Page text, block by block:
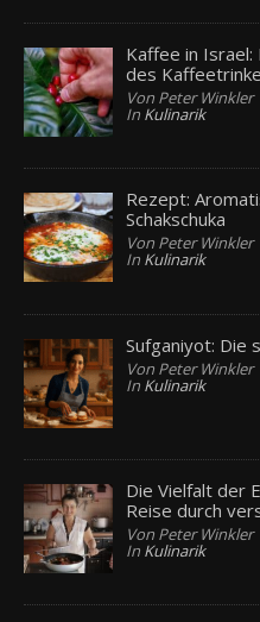
Kaffee in Israel:
des
Von Peter Winkler
In Kulinarik
Rezept:
Schakschuka
Von Peter Winkler
In Kulinarik
Sufganiyot: Die
Von Peter Winkler
In Kulinarik
Die Vielfalt der
Reise durch
Von Peter Winkler
In Kulinarik